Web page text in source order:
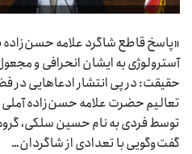
«پاسخ قاطع شاگرد علامه
آسترولوژی به ایشان انحرافی و
حقیقت: در پی انتشار ادعاهایی در
تعالیم حضرت علامه حسن‌زاده آملی
توسط فردی به نام حسین سلکی،
گفت‌وگویی با تعدادی از شاگردان…